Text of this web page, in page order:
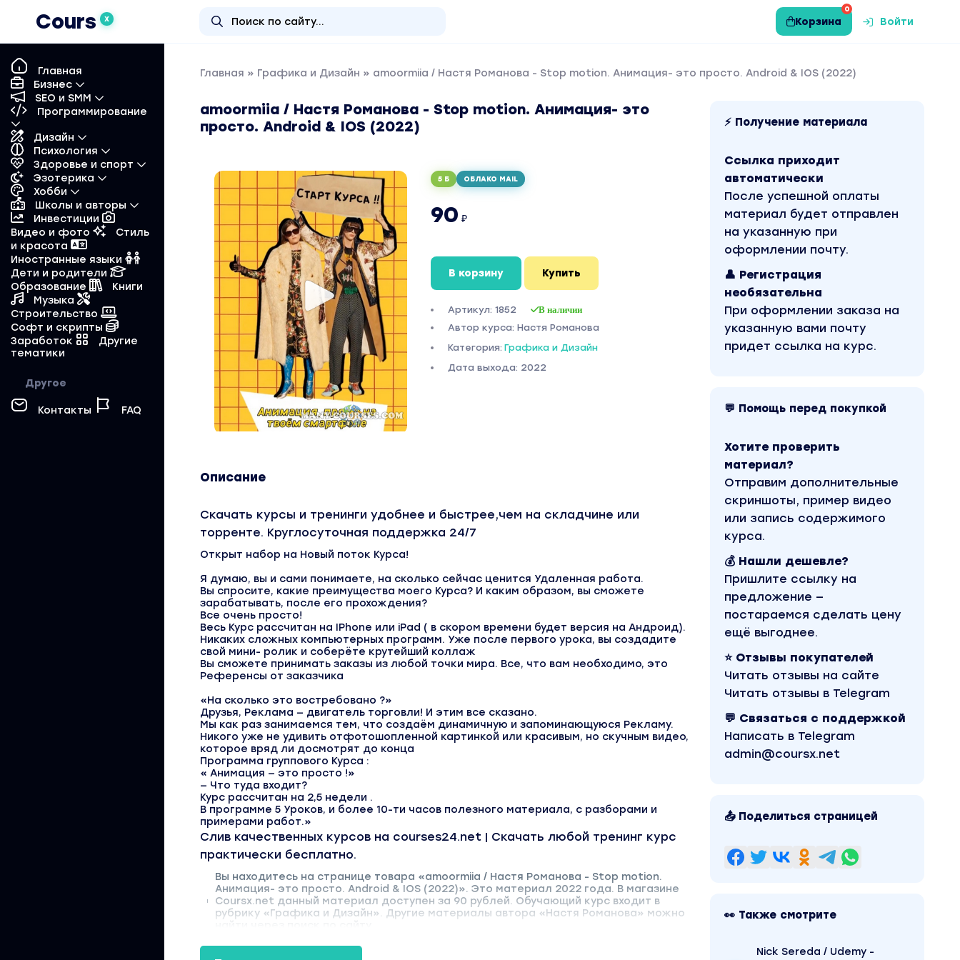
Cours X
0
Корзина Войти
Главная
Бизнес
SEO и SMM
Программирование
Дизайн
Психология
Здоровье и спорт
Эзотерика
Хобби
Школы и авторы
Инвестиции
Видео и фото
Стиль
и красота
Иностранные языки
Дети и родители
Образование
Книги
Музыка
Строительство
Софт и скрипты
Заработок
Другие
тематики
Другое
Контакты FAQ
Главная » Графика и Дизайн » amoormiia / Настя Романова - Stop motion. Анимация- это просто. Android & IOS (2022)
amoormiia / Настя Романова - Stop motion. Анимация- это
просто. Android & IOS (2022)
5 Б ОБЛАКО MAIL
90 ₽
В корзину Купить
Артикул: 1852 В наличии
Автор курса: Настя Романова
Категория: Графика и Дизайн
Дата выхода: 2022
Описание
Скачать курсы и тренинги удобнее и быстрее,чем на складчине или
торренте. Круглосуточная поддержка 24/7
Открыт набор на Новый поток Курса!
Я думаю, вы и сами понимаете, на сколько сейчас ценится Удаленная работа.
Вы спросите, какие преимущества моего Курса? И каким образом, вы сможете
зарабатывать, после его прохождения?
Все очень просто!
Весь Курс рассчитан на IPhone или iPad ( в скором времени будет версия на Андроид).
Никаких сложных компьютерных программ. Уже после первого урока, вы создадите
свой мини- ролик и соберёте крутейший коллаж
Вы сможете принимать заказы из любой точки мира. Все, что вам необходимо, это
Референсы от заказчика
«На сколько это востребовано ?»
Друзья, Реклама — двигатель торговли! И этим все сказано.
Мы как раз занимаемся тем, что создаём динамичную и запоминающуюся Рекламу.
Никого уже не удивить отфотошопленной картинкой или красивым, но скучным видео,
которое вряд ли досмотрят до конца
Программа группового Курса :
« Анимация — это просто !»
— Что туда входит?
Курс рассчитан на 2,5 недели .
В программе 5 Уроков, и более 10-ти часов полезного материала, с разборами и
примерами работ.»
Слив качественных курсов на courses24.net | Скачать любой тренинг курс
практически бесплатно.
Вы находитесь на странице товара «amoormiia / Настя Романова - Stop motion.
Анимация- это просто. Android & IOS (2022)». Это материал 2022 года. В магазине
Coursx.net данный материал доступен за 90 рублей. Обучающий курс входит в
рубрику «Графика и Дизайн». Другие материалы автора «Настя Романова» можно
⚡ Получение материала
Ссылка приходит
автоматически
После успешной оплаты
материал будет отправлен
на указанную при
оформлении почту.
👤 Регистрация
необязательна
При оформлении заказа на
указанную вами почту
придет ссылка на курс.
💬 Помощь перед покупкой
Хотите проверить
материал?
Отправим дополнительные
скриншоты, пример видео
или запись содержимого
курса.
💰 Нашли дешевле?
Пришлите ссылку на
предложение —
постараемся сделать цену
ещё выгоднее.
⭐ Отзывы покупателей
Читать отзывы на сайте
Читать отзывы в Telegram
💬 Связаться с поддержкой
Написать в Telegram
admin@coursx.net
📤 Поделиться страницей
👀 Также смотрите
Nick Sereda / Udemy -